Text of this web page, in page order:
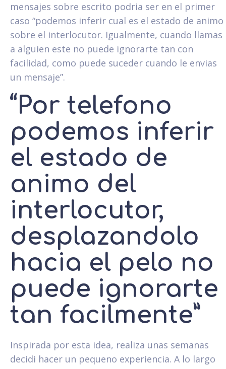
mensajes sobre escrito podri­a ser en el primer
caso “podemos inferir cual es el estado de animo
sobre el interlocutor. Igualmente, cuando llamas
a alguien este no puede ignorarte tan con
facilidad, como puede suceder cuando le envias
un mensaje”.
“Por telefono
podemos inferir
el estado de
animo del
interlocutor,
desplazandolo
hacia el pelo no
puede ignorarte
tan facilmente”
Inspirada por esta idea, realiza unas semanas
decidi hacer un pequeno experiencia. A lo largo